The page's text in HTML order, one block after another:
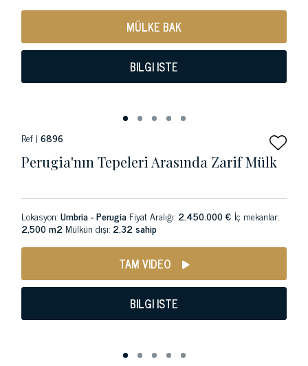
MÜLKE BAK
BILGI ISTE
Ref | 6896
Perugia'nın Tepeleri Arasında Zarif Mülk
Lokasyon:Umbria - Perugia Fiyat Aralığı: 2.450.000 € İç mekanlar:
2,500 m2 Mülkün dışı: 2.32 sahip
TAM VIDEO
BILGI ISTE